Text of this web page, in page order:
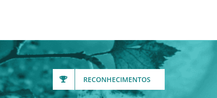
RECONHECIMENTOS